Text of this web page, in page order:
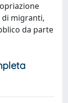
migranti,
da parte